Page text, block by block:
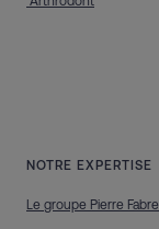
NOTRE EXPERTISE
Le groupe Pierre Fabre